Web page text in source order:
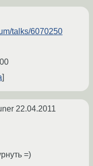
talks/6070250
22.04.2011
=)